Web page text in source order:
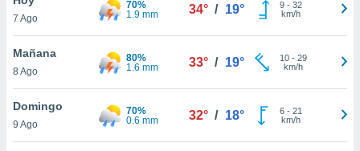
en
más
nuestra
7 Ago
70%
1.9 mm
34° / 19° 9- 32
km/h
Mañana
8 Ago
80%
1.6 mm
33° / 19° 10- 29
km/h
Domingo
9 Ago
70%
0.6 mm
32° / 18° 6- 21
km/h